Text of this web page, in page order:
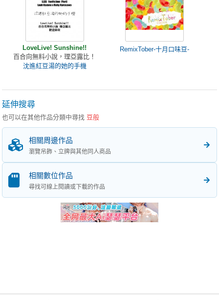
LoveLive! Sunshine!!
百合向無料小說，理亞露比！
沈進紅豆湯的她的手機
RemixTober-十月口味豆-
延伸搜尋
也可以在其他作品分類中尋找 豆般
相關周邊作品
瀏覽吊飾、立牌與其他同人商品
相關數位作品
尋找可線上閱讀或下載的作品